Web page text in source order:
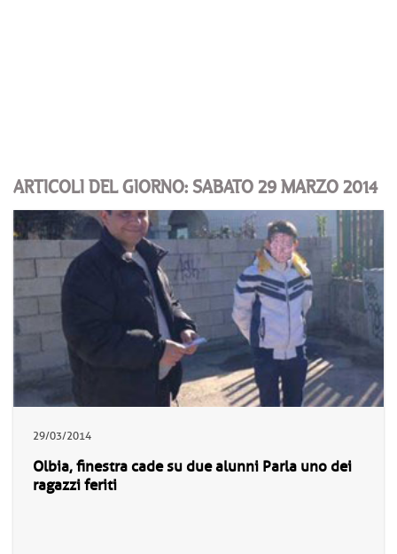
ARTICOLI DEL GIORNO: SABATO 29 MARZO 2014
29/03/2014
Olbia, finestra cade su due alunni Parla uno dei
ragazzi feriti